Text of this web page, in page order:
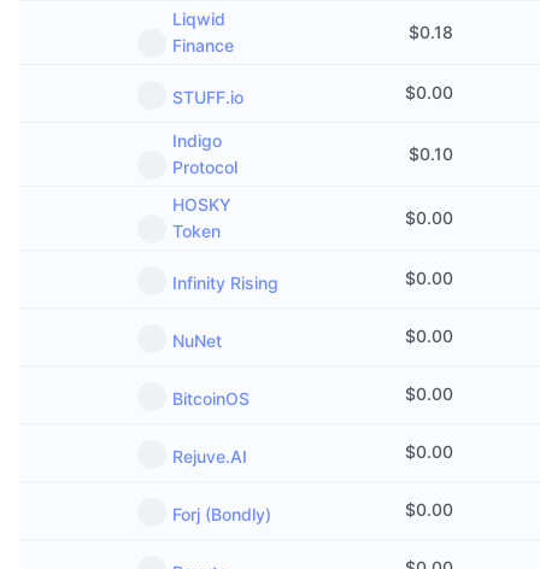
ファイナンス
NFT総合統計
今後の販売予定
ビットコインETF
イーサリアムETF
暗号資産用語集
Liqwid
Finance
$0.18
STUFF.io $0.00
Indigo
Protocol
$0.10
HOSKY
Token
$0.00
Infinity Rising $0.00
NuNet $0.00
BitcoinOS $0.00
Rejuve.AI $0.00
Forj (Bondly) $0.00